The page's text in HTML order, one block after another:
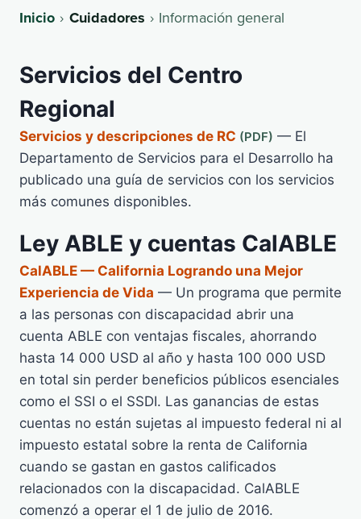
Inicio Cuidadores Información general
Servicios del Centro
Regional
Servicios y descripciones de RC
— El
Departamento de Servicios para el Desarrollo ha
publicado una guía de servicios con los servicios
más comunes disponibles.
Ley ABLE y cuentas CalABLE
CalABLE — California Logrando una Mejor
Experiencia de Vida — Un programa que permite
a las personas con discapacidad abrir una
cuenta ABLE con ventajas fiscales, ahorrando
hasta 14 000 USD al año y hasta 100 000 USD
en total sin perder beneficios públicos esenciales
como el SSI o el SSDI. Las ganancias de estas
cuentas no están sujetas al impuesto federal ni al
impuesto estatal sobre la renta de California
cuando se gastan en gastos calificados
relacionados con la discapacidad. CalABLE
comenzó a operar el 1 de julio de 2016.